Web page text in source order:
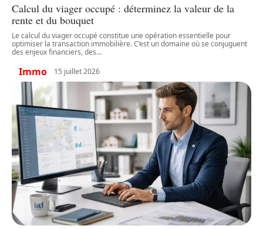
Calcul du viager occupé : déterminez la valeur de la
rente et du bouquet
Le calcul du viager occupé constitue une opération essentielle pour
optimiser la transaction immobilière. C’est un domaine où se conjuguent
des enjeux financiers, des…
Immo 15 juillet 2026